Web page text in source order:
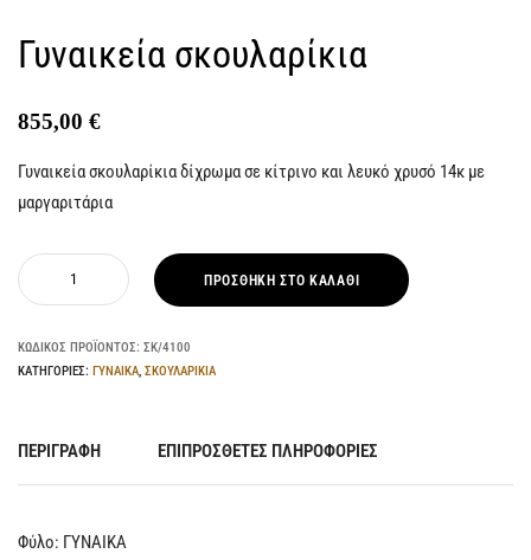
Γυναικεία σκουλαρίκια
855,00 €
Γυναικεία σκουλαρίκια δίχρωμα σε κίτρινο και λευκό χρυσό 14κ με
μαργαριτάρια
ΠΡΟΣΘΉΚΗ ΣΤΟ ΚΑΛΆΘΙ
ΚΩΔΙΚΌΣ ΠΡΟΪΌΝΤΟΣ: ΣΚ/4100
ΚΑΤΗΓΟΡΊΕΣ: ΓΥΝΑΙΚΑ, ΣΚΟΥΛΑΡΙΚΙΑ
ΠΕΡΙΓΡΑΦΉ ΕΠΙΠΡΌΣΘΕΤΕΣ ΠΛΗΡΟΦΟΡΊΕΣ
Φύλο: ΓYNAIKA